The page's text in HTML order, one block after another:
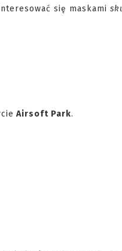
się maskami
Airsoft Park.